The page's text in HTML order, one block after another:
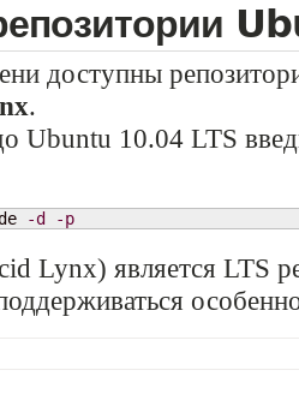
доступны
.
Ubuntu 10.04 LTS
-d -p
Lynx) является LTS